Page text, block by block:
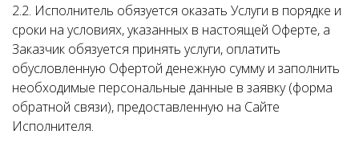
2.2. Исполнитель обязуется оказать Услуги в порядке и
сроки на условиях, указанных в настоящей Оферте, а
Заказчик обязуется принять услуги, оплатить
обусловленную Офертой денежную сумму и заполнить
необходимые персональные данные в заявку (форма
обратной связи), предоставленную на Сайте
Исполнителя.